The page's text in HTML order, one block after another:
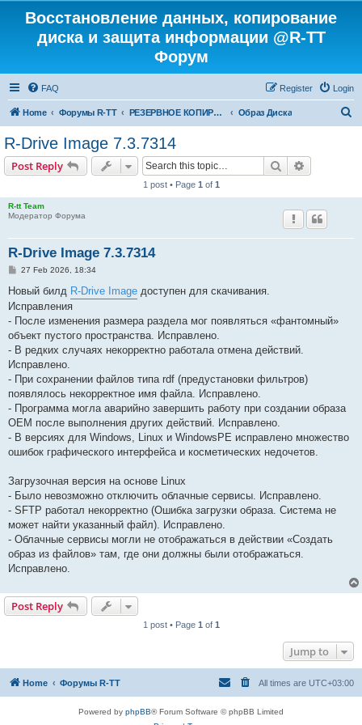
Восстановление данных, копирование
диска и защита информации @R-TT
Форум
FAQ Login
Register
Home Форумы R-TT РЕЗЕРВНОЕ КОПИРОВАНИЕ И ВОССТАНОВЛЕНИЕ СИСТЕМ Образ Диска
R-Drive Image 7.3.7314
Post Reply Search
1 post • Page 1 of 1
R-tt Team
Модератор Форума
R-Drive Image 7.3.7314
P
s
27 Feb 2026, 18:34
Новый билд R-Drive Image доступен для скачивания.
Исправления
- После изменения размера раздела мог появляться «фантомный»
объект пустого пространства. Исправлено.
- В редких случаях некорректно работала отмена действий.
Исправлено.
- При сохранении файлов типа rdf (предустановки фильтров)
появлялось некорректное имя файла. Исправлено.
- Программа могла аварийно завершить работу при создании образа
OEM после выполнения других действий. Исправлено.
- В версиях для Windows, Linux и WindowsPE исправлено множество
ошибок графического интерфейса и косметических недочетов.
Загрузочная версия на основе Linux
- Было невозможно отключить облачные сервисы. Исправлено.
- SFTP работал некорректно (Ошибка загрузки образа. Система не
может найти указанный файл). Исправлено.
- Облачные сервисы могли не отображаться в действии «Создать
образ из файлов» там, где они должны были отображаться.
Исправлено.
Post Reply
1 post • Page 1 of 1
Jump to
Home Форумы R-TT All times are UTC+03:00
Powered by phpBB® Forum Software © phpBB Limited